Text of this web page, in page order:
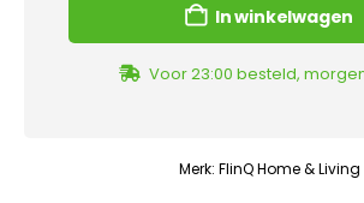
In winkelwagen
Voor 23:00 besteld,
Merk: FlinQ Home & Living